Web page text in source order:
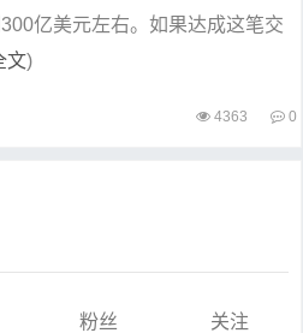
亿美元左右。如果达成这笔交
文)
4363 0
粉丝
关注